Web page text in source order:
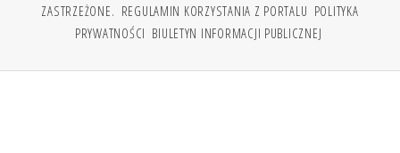
ZASTRZEŻONE. REGULAMIN KORZYSTANIA Z PORTALU POLITYKA
PRYWATNOŚCI BIULETYN INFORMACJI PUBLICZNEJ